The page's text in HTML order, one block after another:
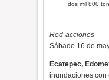
dos mil 800
Red-acciones
Sábado 16 de
Ecatepec,
inundaciones con